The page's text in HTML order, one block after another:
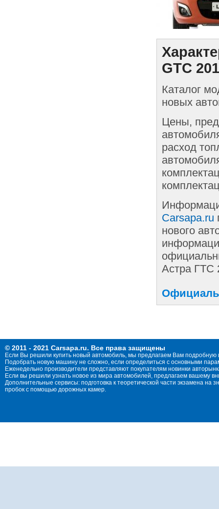
GTC
Каталог
новых
Цены,
расход
Carsapa.ru
нового
Астра ГТС
© 2011 - 2021 Carsapa.ru. Все права защищены
Если Вы решили купить новый автомобиль, мы предлагаем Вам
Подобрать новую машину не сложно, если определиться с основными
Еженедельно производители представляют покупателям новинки
Если вы решили узнать новое из мира автомобилей, предлагаем вашему
Дополнительные сервисы: подготовка к теоретической части экзамена
пробок с помощью дорожных камер.